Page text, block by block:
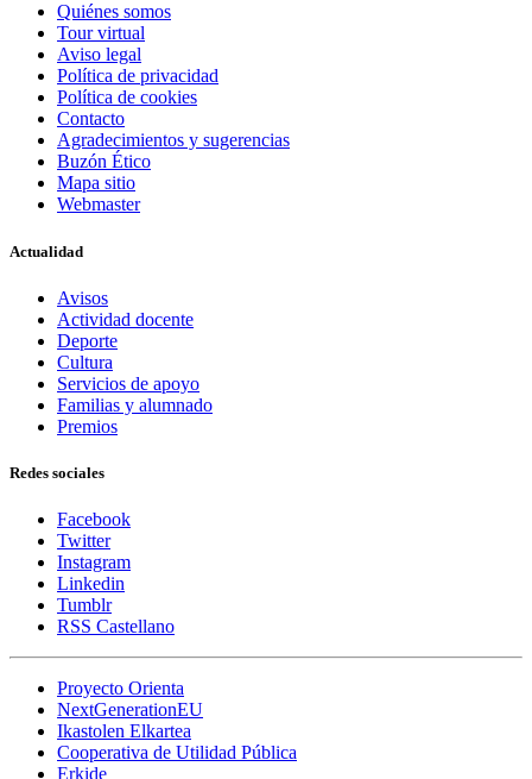
Quiénes somos
Tour virtual
Aviso legal
Política de privacidad
Política de cookies
Contacto
Agradecimientos y sugerencias
Buzón Ético
Mapa sitio
Webmaster
Actualidad
Avisos
Actividad docente
Deporte
Cultura
Servicios de apoyo
Familias y alumnado
Premios
Redes sociales
Facebook
Twitter
Instagram
Linkedin
Tumblr
RSS Castellano
Proyecto Orienta
NextGenerationEU
Ikastolen Elkartea
Cooperativa de Utilidad Pública
Erkide